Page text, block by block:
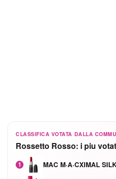
CLASSIFICA VOTATA DALLA
Rossetto Rosso: i piu
1 MAC M·A·CXIMAL